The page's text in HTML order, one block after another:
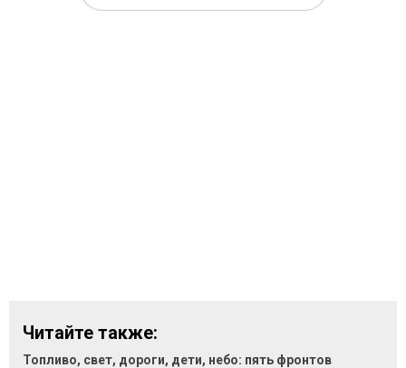
Читайте также:
Топливо, свет, дороги, дети, небо: пять фронтов